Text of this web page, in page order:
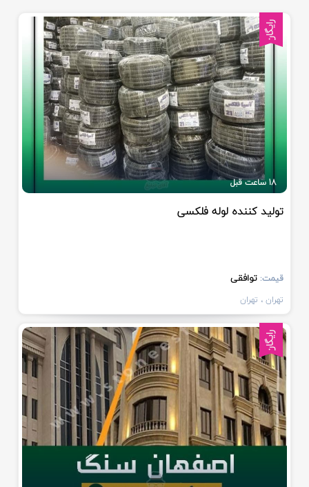
رایگان
18 ساعت قبل
تولید کننده لوله فلکسی
قیمت: توافقی
تهران، تهران
رایگان